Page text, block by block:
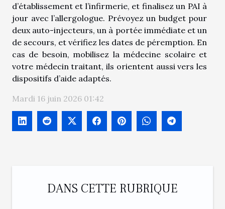
d’établissement et l’infirmerie, et finalisez un PAI à
jour avec l’allergologue. Prévoyez un budget pour
deux auto-injecteurs, un à portée immédiate et un
de secours, et vérifiez les dates de péremption. En
cas de besoin, mobilisez la médecine scolaire et
votre médecin traitant, ils orientent aussi vers les
dispositifs d’aide adaptés.
Mardi 16 juin 2026 01:42
DANS CETTE RUBRIQUE